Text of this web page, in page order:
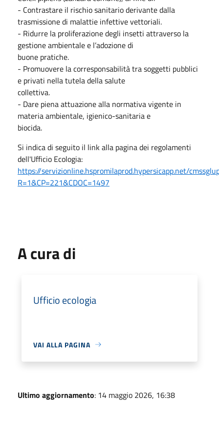
- Contrastare il rischio sanitario derivante dalla
trasmissione di malattie infettive vettoriali.
- Ridurre la proliferazione degli insetti attraverso la
gestione ambientale e l’adozione di
buone pratiche.
- Promuovere la corresponsabilità tra soggetti pubblici
e privati nella tutela della salute
collettiva.
- Dare piena attuazione alla normativa vigente in
materia ambientale, igienico-sanitaria e
biocida.
Si indica di seguito il link alla pagina dei regolamenti
dell'Ufficio Ecologia:
https://servizionline.hspromilaprod.hypersicapp.net/
R=1&CP=221&CDOC=1497
A cura di
Ufficio ecologia
VAI ALLA PAGINA
Ultimo aggiornamento: 14 maggio 2026, 16:38